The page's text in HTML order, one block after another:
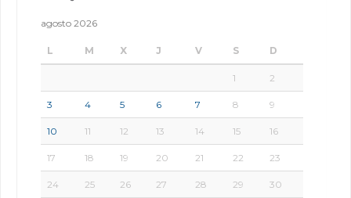
agosto 2026
L M X J V S D
1 2
3 4 5 6 7 8 9
10 11 12 13 14 15 16
17 18 19 20 21 22 23
24 25 26 27 28 29 30